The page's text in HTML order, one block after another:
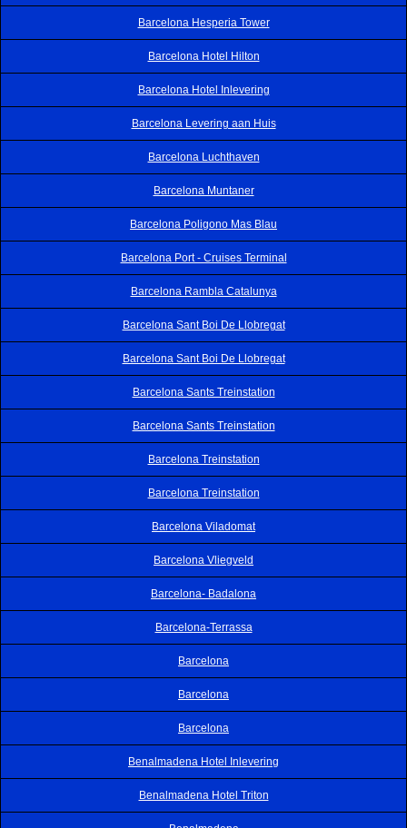
Barcelona Hesperia Tower
Barcelona Hotel Hilton
Barcelona Hotel Inlevering
Barcelona Levering aan Huis
Barcelona Luchthaven
Barcelona Muntaner
Barcelona Poligono Mas Blau
Barcelona Port - Cruises Terminal
Barcelona Rambla Catalunya
Barcelona Sant Boi De Llobregat
Barcelona Sant Boi De Llobregat
Barcelona Sants Treinstation
Barcelona Sants Treinstation
Barcelona Treinstation
Barcelona Treinstation
Barcelona Viladomat
Barcelona Vliegveld
Barcelona- Badalona
Barcelona-Terrassa
Barcelona
Barcelona
Barcelona
Benalmadena Hotel Inlevering
Benalmadena Hotel Triton